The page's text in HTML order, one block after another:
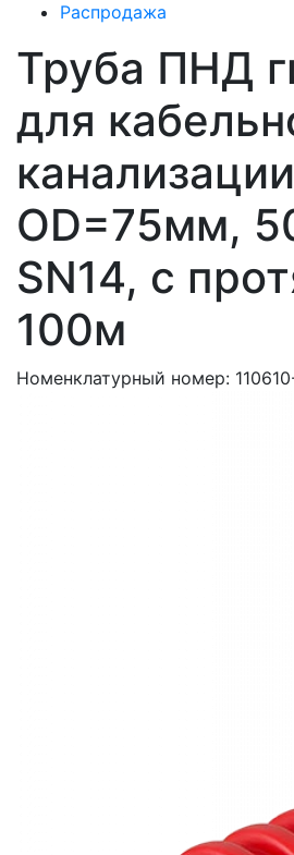
Распродажа
Труба ПНД
для
канализации
OD=75мм,
SN14, с
100м
Номенклатурный номер: